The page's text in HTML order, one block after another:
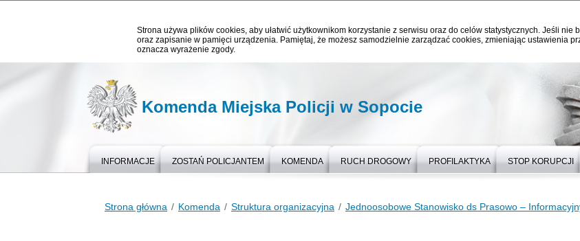
Strona używa plików cookies, aby ułatwić użytkownikom korzystanie z serwisu oraz do celów statystycznych. Jeśli nie
oraz zapisanie w pamięci urządzenia. Pamiętaj, że możesz samodzielnie zarządzać cookies, zmieniając ustawienia
oznacza wyrażenie zgody.
Komenda Miejska Policji w Sopocie
INFORMACJE ZOSTAŃ POLICJANTEM KOMENDA RUCH DROGOWY PROFILAKTYKA STOP KORUPCJI
Strona główna Komenda Struktura organizacyjna Jednoosobowe Stanowisko ds Prasowo –